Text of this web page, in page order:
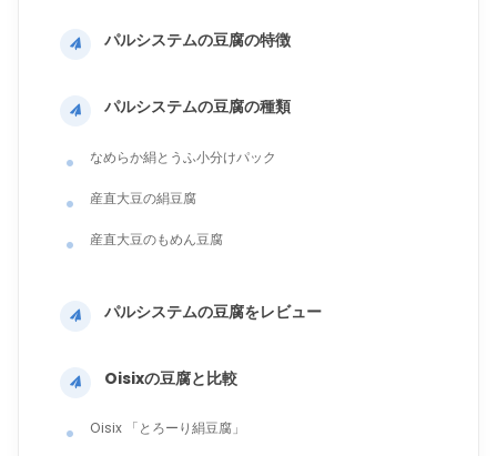
パルシステムの豆腐の特徴
パルシステムの豆腐の種類
なめらか絹とうふ小分けパック
産直大豆の絹豆腐
産直大豆のもめん豆腐
パルシステムの豆腐をレビュー
Oisixの豆腐と比較
Oisix 「とろーり絹豆腐」